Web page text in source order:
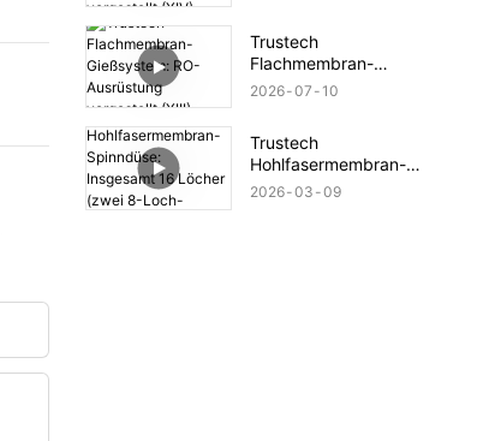
Trustech
Flachmembran-
Gießsystem: RO-
2026 07 10
Trustech
Hohlfasermembran-
Spinndüse: Insgesamt
2026 03 09